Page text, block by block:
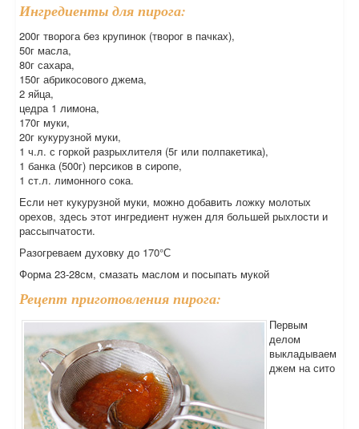
Ингредиенты для пирога:
200г творога без крупинок (творог в пачках),
50г масла,
80г сахара,
150г абрикосового джема,
2 яйца,
цедра 1 лимона,
170г муки,
20г кукурузной муки,
1 ч.л. с горкой разрыхлителя (5г или полпакетика),
1 банка (500г) персиков в сиропе,
1 ст.л. лимонного сока.
Если нет кукурузной муки, можно добавить ложку молотых
орехов, здесь этот ингредиент нужен для большей рыхлости и
рассыпчатости.
Разогреваем духовку до 170°С
Форма 23-28см, смазать маслом и посыпать мукой
Рецепт приготовления пирога:
Первым
делом
выкладываем
джем на сито